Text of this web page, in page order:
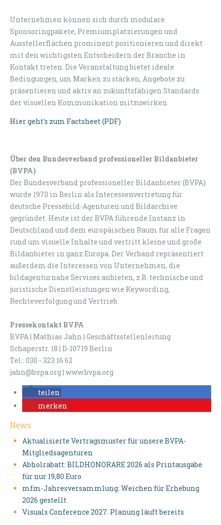
Unternehmen können sich durch modulare
Sponsoringpakete, Premiumplatzierungen und
Ausstellerflächen prominent positionieren und direkt
mit den wichtigsten Entscheidern der Branche in
Kontakt treten. Die Veranstaltung bietet ideale
Bedingungen, um Marken zu stärken, Angebote zu
präsentieren und aktiv an zukunftsfähigen Standards
der visuellen Kommunikation mitzuwirken.
Hier geht's zum Factsheet (PDF)
Über den Bundesverband professioneller Bildanbieter
(BVPA)
Der Bundesverband professioneller Bildanbieter (BVPA)
wurde 1970 in Berlin als Interessenvertretung für
deutsche Pressebild-Agenturen und Bildarchive
gegründet. Heute ist der BVPA führende Instanz in
Deutschland und dem europäischen Raum für alle Fragen
rund um visuelle Inhalte und vertritt kleine und große
Bildanbieter in ganz Europa. Der Verband repräsentiert
außerdem die Interessen von Unternehmen, die
bildagenturnahe Services anbieten, z.B. technische und
juristische Dienstleistungen wie Keywording,
Rechteverfolgung und Vertrieb.
Pressekontakt BVPA
BVPA | Mathias Jahn | Geschäftsstellenleitung
Schaperstr. 18 | D-10719 Berlin
Tel.: 030 - 323 16 62
jahn@bvpa.org | www.bvpa.org
teilen
merken
News
Aktualisierte Vertragsmuster für unsere BVPA-
Mitgliedsagenturen
Abholrabatt: BILDHONORARE 2026 als Printausgabe
für nur 19,80 Euro
mfm-Jahresversammlung: Weichen für Erhebung
2026 gestellt
Visuals Conference 2027: Planung läuft bereits